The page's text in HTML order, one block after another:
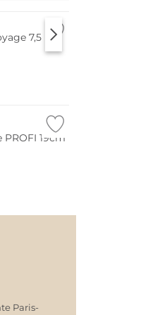
7,5cm
19cm
Paris-